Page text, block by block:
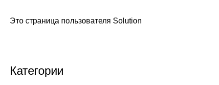
Это страница пользователя Solution
Категории